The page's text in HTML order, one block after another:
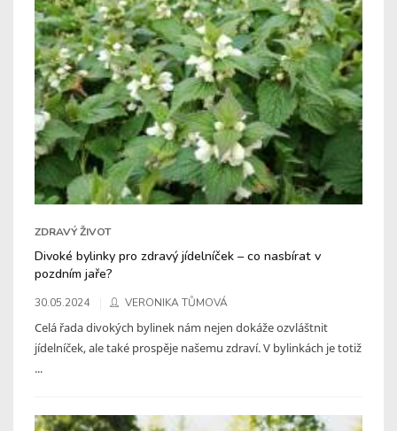
ZDRAVÝ ŽIVOT
Divoké bylinky pro zdravý jídelníček – co nasbírat v
pozdním jaře?
30.05.2024 VERONIKA TŮMOVÁ
Celá řada divokých bylinek nám nejen dokáže ozvláštnit
jídelníček, ale také prospěje našemu zdraví. V bylinkách je totiž
...